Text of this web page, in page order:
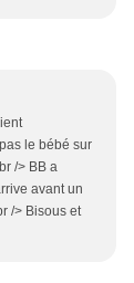
le bébé sur
/> BB a
avant un
/> Bisous et